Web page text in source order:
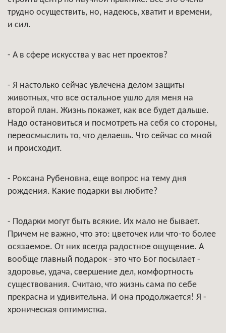
трудно осуществить, но, надеюсь, хватит и времени,
и сил.
- А в сфере искусства у вас нет проектов?
- Я настолько сейчас увлечена делом защиты
животных, что все остальное ушло для меня на
второй план. Жизнь покажет, как все будет дальше.
Надо остановиться и посмотреть на себя со стороны,
переосмыслить то, что делаешь. Что сейчас со мной
и происходит.
- Роксана Рубеновна, еще вопрос на тему дня
рождения. Какие подарки вы любите?
- Подарки могут быть всякие. Их мало не бывает.
Причем не важно, что это: цветочек или что-то более
осязаемое. От них всегда радостное ощущение. А
вообще главный подарок - это что Бог посылает -
здоровье, удача, свершение дел, комфортность
существования. Считаю, что жизнь сама по себе
прекрасна и удивительна. И она продолжается! Я -
хроническая оптимистка.